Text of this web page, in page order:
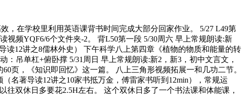
，在学校里利用英语课背书时间完成大部分回家作业。 5/27 L49第
频YQF6/6个文件夹-2。 背L50第一段 5/30周六 早上常规朗读:新
12讲之8儒林外史） 下午科学八上第四章《植物的物质和能量的转
吊单杠+俯卧撑 5/31周日 早上常规朗读:新2，新3，初中文言文，
页，《知识即回忆》这一篇。 八上三角形视频拓展一和几功二节。
名著导读12讲之10家书抵万金，傅雷家书听到12min），常规运
双休日多要花2.5H左右。 这个双休日多了一个书法课和体能课，